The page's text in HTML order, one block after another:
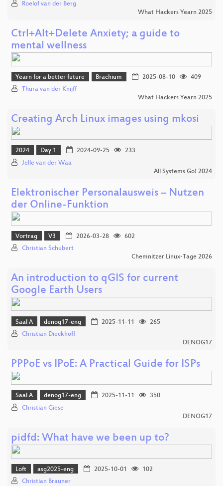
Roelof van der Berg
What Hackers Yearn 2025
Ctrl+Alt+Delete Anxiety; a guide to
mental wellness
Yearn for a better future Brachium 2025-08-10
409
Thura van der Knijff
What Hackers Yearn 2025
Creating Arch Linux images using mkosi
2024 Day 1 2024-09-25
233
Jelle van der Waa
All Systems Go! 2024
Elektronischer Personalausweis – Nutzen
der Online‑Funktion
Vortrag V3 2026-03-28
602
Christian Schubert
Chemnitzer Linux-Tage 2026
An introduction to qGIS for current
Google Earth Users
Saal A denog17-eng 2025-11-11
265
Christian Dieckhoff
DENOG17
PPPoE vs IPoE: A Practical Guide for ISPs
Saal A denog17-eng 2025-11-11
350
Christian Giese
DENOG17
pidfd: What have we been up to?
Loft asg2025-eng 2025-10-01
102
Christian Brauner